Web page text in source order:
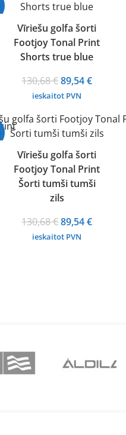
Vīriešu golfa šorti
Footjoy Tonal Print
Shorts true blue
130,68€Original
price
130,68 €.
89,54€
89,54 €.
ieskaitot PVN
Vīriešu golfa šorti
Footjoy Tonal Print
Šorti tumši tumši
zils
130,68€Original
price
89,54€
ieskaitot PVN